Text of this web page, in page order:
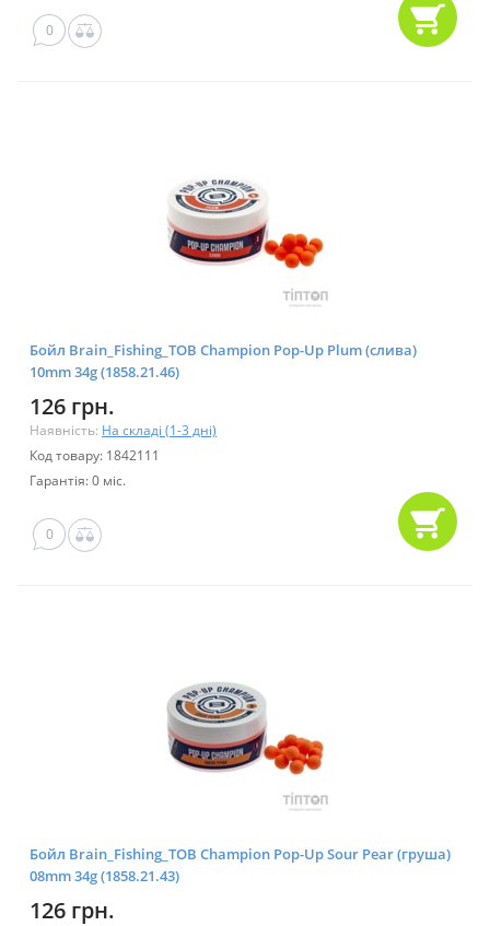
0
Бойл Brain_Fishing_ТОВ Champion Pop-Up Plum (слива)
10mm 34g (1858.21.46)
126 грн.
Наявність: На складі (1-3 дні)
Код товару: 1842111
Гарантія: 0 міс.
0
Бойл Brain_Fishing_ТОВ Champion Pop-Up Sour Pear (груша)
08mm 34g (1858.21.43)
126 грн.